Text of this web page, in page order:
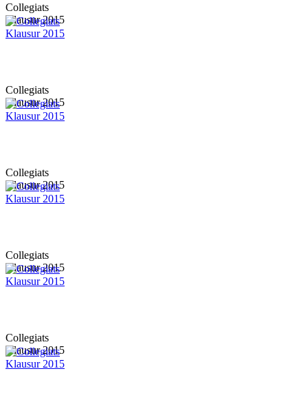
Collegiats
Klausur 2015
Collegiats
Klausur 2015
Collegiats
Klausur 2015
Collegiats
Klausur 2015
Collegiats
Klausur 2015